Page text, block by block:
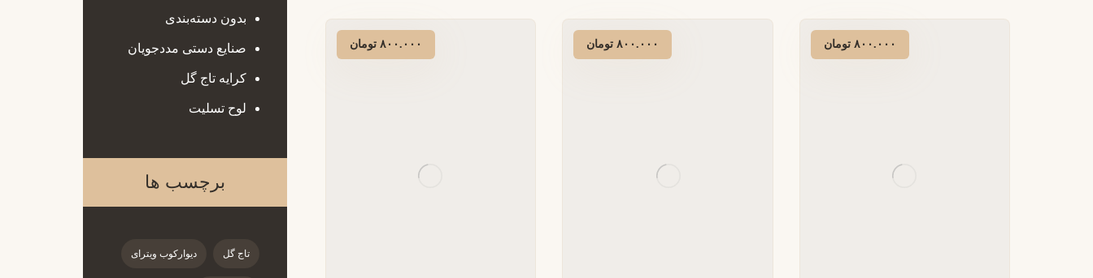
۸۰۰.۰۰۰ تومان ۸۰۰.۰۰۰ تومان ۸۰۰.۰۰۰ تومان
بدون دسته‌بندی
صنایع دستی مددجویان
کرایه تاج گل
لوح تسلیت
برچسب ها
تاج گل دیوارکوب ویترای